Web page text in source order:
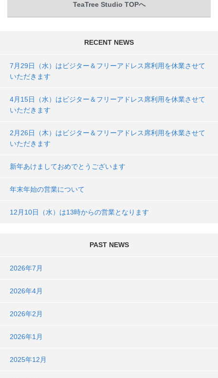
TeaTree Studio TOPへ
RECENT NEWS
7月29日（水）はビジター＆フリーアドレス席利用を休業させて
いただきます
4月15日（水）はビジター＆フリーアドレス席利用を休業させて
いただきます
2月26日（木）はビジター＆フリーアドレス席利用を休業させて
いただきます
新年あけましておめでとうございます
年末年始の営業について
12月10日（水）は13時からの営業となります
PAST NEWS
2026年7月
2026年4月
2026年2月
2026年1月
2025年12月